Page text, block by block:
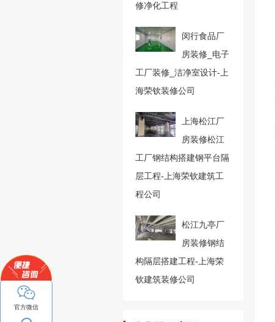
修净化工程
闵行食品厂
房装修_电子
工厂装修_洁净室设计-上
海荣钦装修公司
上海松江厂
房装修松江
工厂钢结构搭建钢平台隔
层工程-上海荣钦建筑工
程公司
松江九亭厂
房装修钢结
构隔层搭建工程-上海荣
钦建筑装修公司
官方微信